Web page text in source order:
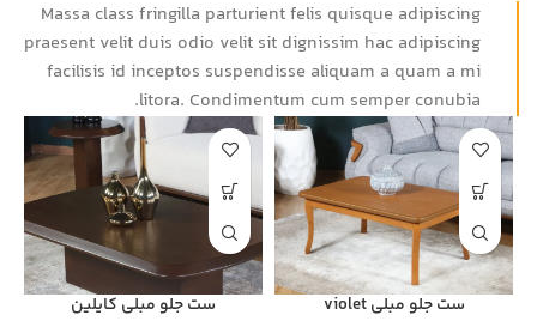
Massa class fringilla parturient felis quisque adipiscing
praesent velit duis odio velit sit dignissim hac adipiscing
facilisis id inceptos suspendisse aliquam a quam a mi
litora. Condimentum cum semper conubia.
ست جلو مبلی violet
ست جلو مبلی کایلین